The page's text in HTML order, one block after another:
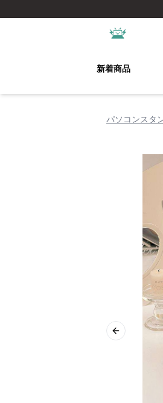
新着商品
パソコンスタ
Previous slide